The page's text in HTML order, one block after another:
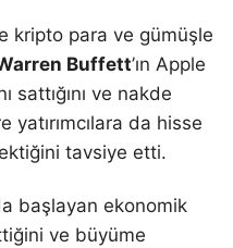
kripto para ve gümüşle
Buffett’ın Apple
sattığını ve nakde
yatırımcılara da hisse
tavsiye etti.
başlayan ekonomik
ve büyüme